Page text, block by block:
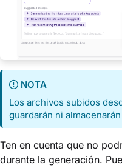
NOTA
Los archivos subidos
guardarán ni
Ten en cuenta que no
durante la generación.